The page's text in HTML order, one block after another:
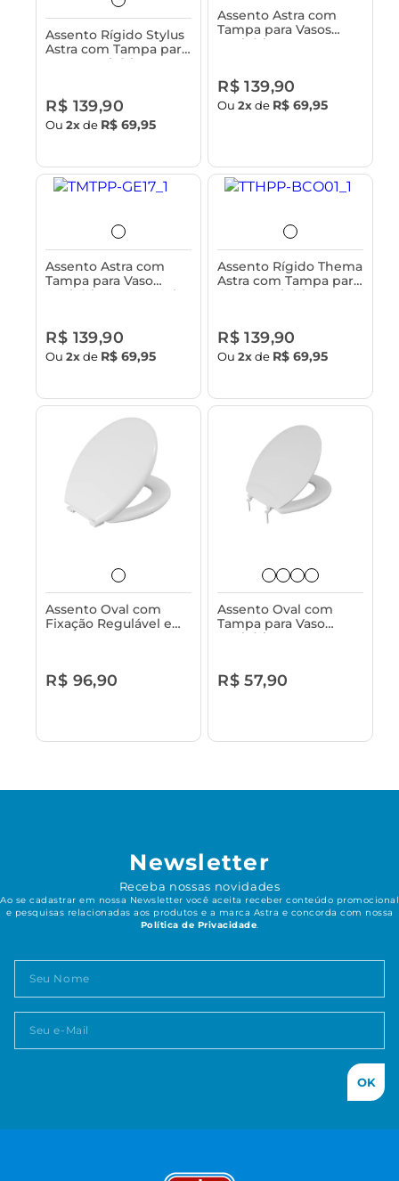
Assento Rígido Stylus
Astra com Tampa para
Vasos Sanitários
R$ 139,90
Ou2xde R$ 69,95
Assento Astra com
Tampa para Vasos
Sanitários Incepa
R$ 139,90
Ou2xde R$ 69,95
Assento Astra com
Tampa para Vaso
Sanitário Monte Carlo
R$ 139,90
Ou2xde R$ 69,95
Assento Rígido Thema
Astra com Tampa para
Vasos Sanitários
R$ 139,90
Ou2xde R$ 69,95
Assento Oval com
Fixação Regulável e
R$ 96,90
Assento Oval com
Tampa para Vaso
Sanitário Astra -
R$ 57,90
Newsletter
Receba nossas novidades
Ao se cadastrar em nossa Newsletter você aceita receber conteúdo promocional
e pesquisas relacionadas aos produtos e a marca Astra e concorda com nossa
Política de Privacidade.
OK